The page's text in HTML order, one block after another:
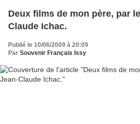
Deux films de mon père, par
Claude Ichac.
Publié le 10/06/2009 à 20:09
Par Souvenir Français Issy